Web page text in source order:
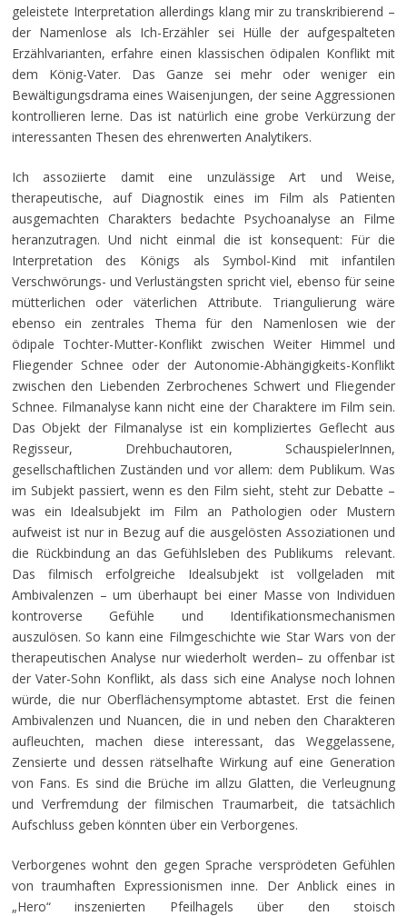
geleistete Interpretation allerdings klang mir zu transkribierend –
der Namenlose als Ich-Erzähler sei Hülle der aufgespalteten
Erzählvarianten, erfahre einen klassischen ödipalen Konflikt mit
dem König-Vater. Das Ganze sei mehr oder weniger ein
Bewältigungsdrama eines Waisenjungen, der seine Aggressionen
kontrollieren lerne. Das ist natürlich eine grobe Verkürzung der
interessanten Thesen des ehrenwerten Analytikers.
Ich assoziierte damit eine unzulässige Art und Weise,
therapeutische, auf Diagnostik eines im Film als Patienten
ausgemachten Charakters bedachte Psychoanalyse an Filme
heranzutragen. Und nicht einmal die ist konsequent: Für die
Interpretation des Königs als Symbol-Kind mit infantilen
Verschwörungs- und Verlustängsten spricht viel, ebenso für seine
mütterlichen oder väterlichen Attribute. Triangulierung wäre
ebenso ein zentrales Thema für den Namenlosen wie der
ödipale Tochter-Mutter-Konflikt zwischen Weiter Himmel und
Fliegender Schnee oder der Autonomie-Abhängigkeits-Konflikt
zwischen den Liebenden Zerbrochenes Schwert und Fliegender
Schnee. Filmanalyse kann nicht eine der Charaktere im Film sein.
Das Objekt der Filmanalyse ist ein kompliziertes Geflecht aus
Regisseur, Drehbuchautoren, SchauspielerInnen,
gesellschaftlichen Zuständen und vor allem: dem Publikum. Was
im Subjekt passiert, wenn es den Film sieht, steht zur Debatte –
was ein Idealsubjekt im Film an Pathologien oder Mustern
aufweist ist nur in Bezug auf die ausgelösten Assoziationen und
die Rückbindung an das Gefühlsleben des Publikums relevant.
Das filmisch erfolgreiche Idealsubjekt ist vollgeladen mit
Ambivalenzen – um überhaupt bei einer Masse von Individuen
kontroverse Gefühle und Identifikationsmechanismen
auszulösen. So kann eine Filmgeschichte wie Star Wars von der
therapeutischen Analyse nur wiederholt werden– zu offenbar ist
der Vater-Sohn Konflikt, als dass sich eine Analyse noch lohnen
würde, die nur Oberflächensymptome abtastet. Erst die feinen
Ambivalenzen und Nuancen, die in und neben den Charakteren
aufleuchten, machen diese interessant, das Weggelassene,
Zensierte und dessen rätselhafte Wirkung auf eine Generation
von Fans. Es sind die Brüche im allzu Glatten, die Verleugnung
und Verfremdung der filmischen Traumarbeit, die tatsächlich
Aufschluss geben könnten über ein Verborgenes.
Verborgenes wohnt den gegen Sprache versprödeten Gefühlen
von traumhaften Expressionismen inne. Der Anblick eines in
„Hero“ inszenierten Pfeilhagels über den stoisch